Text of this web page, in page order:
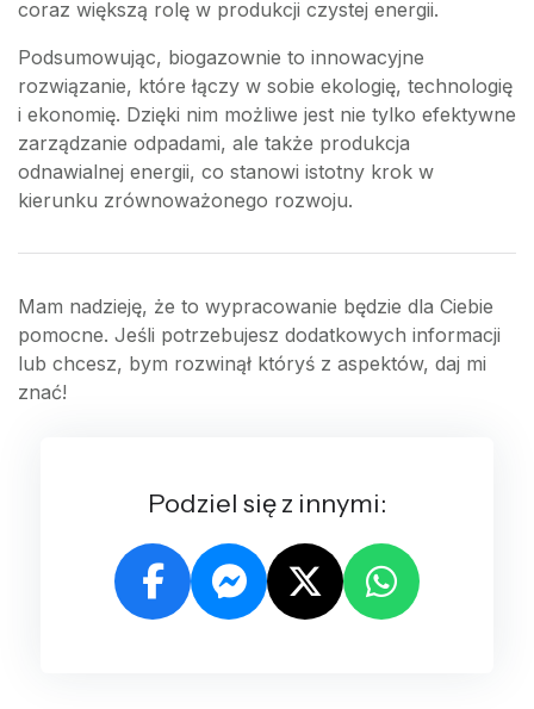
coraz większą rolę w produkcji czystej energii.
Podsumowując, biogazownie to innowacyjne
rozwiązanie, które łączy w sobie ekologię, technologię
i ekonomię. Dzięki nim możliwe jest nie tylko efektywne
zarządzanie odpadami, ale także produkcja
odnawialnej energii, co stanowi istotny krok w
kierunku zrównoważonego rozwoju.
Mam nadzieję, że to wypracowanie będzie dla Ciebie
pomocne. Jeśli potrzebujesz dodatkowych informacji
lub chcesz, bym rozwinął któryś z aspektów, daj mi
znać!
Podziel się z innymi: